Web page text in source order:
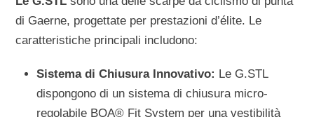
di Gaerne, progettate per prestazioni d’élite. Le
caratteristiche principali includono:
Sistema di Chiusura Innovativo: Le G.STL
dispongono di un sistema di chiusura micro-
regolabile BOA® Fit System per una vestibilità